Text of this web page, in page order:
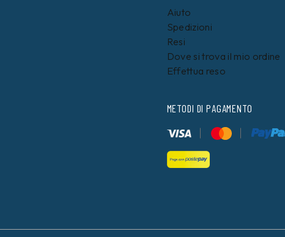
Aiuto
Spedizioni
Resi
Dove si trova il mio ordine
Effettua reso
METODI DI PAGAMENTO